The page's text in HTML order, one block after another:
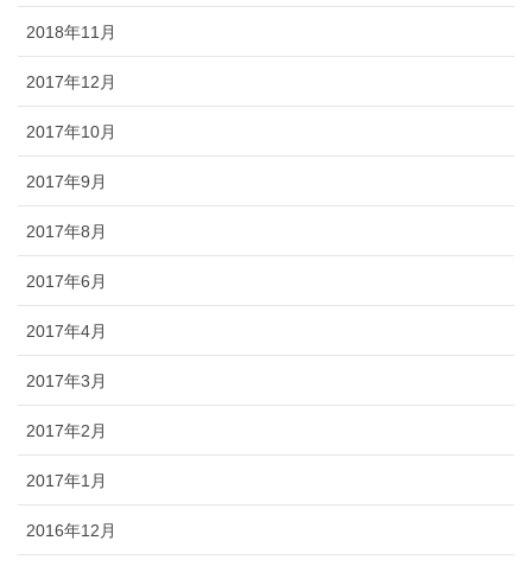
2018年11月
2017年12月
2017年10月
2017年9月
2017年8月
2017年6月
2017年4月
2017年3月
2017年2月
2017年1月
2016年12月